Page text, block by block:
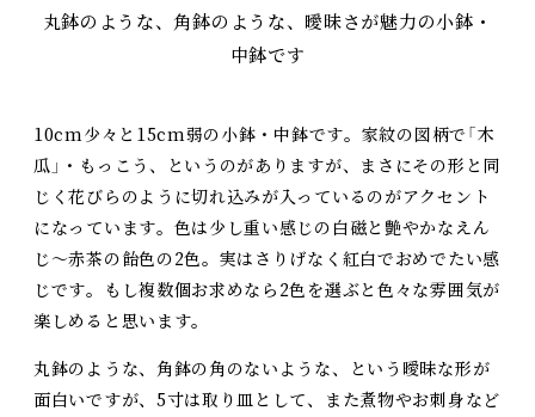
丸鉢のような、角鉢のような、曖昧さが魅力の小鉢・
中鉢です
10cm少々と15cm弱の小鉢・中鉢です。家紋の図柄で「木
瓜」・もっこう、というのがありますが、まさにその形と同
じく花びらのように切れ込みが入っているのがアクセント
になっています。色は少し重い感じの白磁と艶やかなえん
じ～赤茶の飴色の2色。実はさりげなく紅白でおめでたい感
じです。もし複数個お求めなら2色を選ぶと色々な雰囲気が
楽しめると思います。
丸鉢のような、角鉢の角のないような、という曖昧な形が
面白いですが、5寸は取り皿として、また煮物やお刺身など